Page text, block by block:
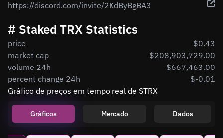
https://discord.com/invite/2KdByBgBA3
# Staked TRX Statistics
price
$0.43
market cap
$208,903,729.00
volume 24h
$667,463.00
percent change 24h
$-0.01
Gráfico de preços em tempo real de STRX
Gráficos Mercado Dados